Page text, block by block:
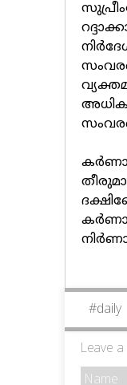
#daily
Leave